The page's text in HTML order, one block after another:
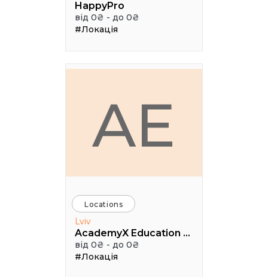
HappyPro
від 0₴ - до 0₴
#Локація
AE
Locations
Lviv
AcademyX Education Hub
від 0₴ - до 0₴
#Локація